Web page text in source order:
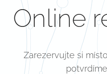
Online
Zarezervujte si